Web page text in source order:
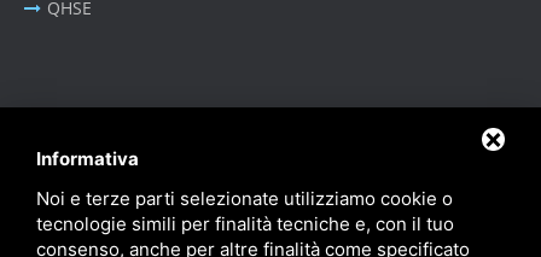
QHSE
Oil & Gas - Industrial
Sistemi Portacavi Industriali
Informativa
Noi e terze parti selezionate utilizziamo cookie o
tecnologie simili per finalità tecniche e, con il tuo
consenso, anche per altre finalità come specificato